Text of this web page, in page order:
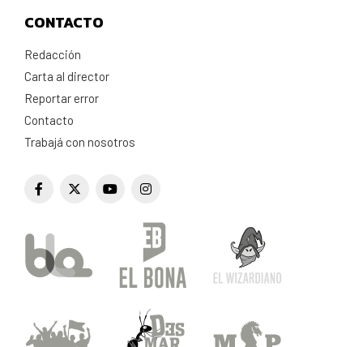
CONTACTO
Redacción
Carta al director
Reportar error
Contacto
Trabajá con nosotros